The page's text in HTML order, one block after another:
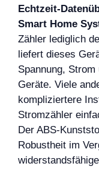
Echtzeit-
Smart Home
Zähler lediglich
liefert dieses
Spannung,
Geräte. Viele
kompliziertere
Stromzähler
Der ABS-
Robustheit im